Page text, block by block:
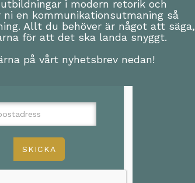
i modern retorik och
ni en kommunikationsutmaning så
Allt du behöver är något att säga,
för att det ska landa snyggt.
på vårt nyhetsbrev nedan!